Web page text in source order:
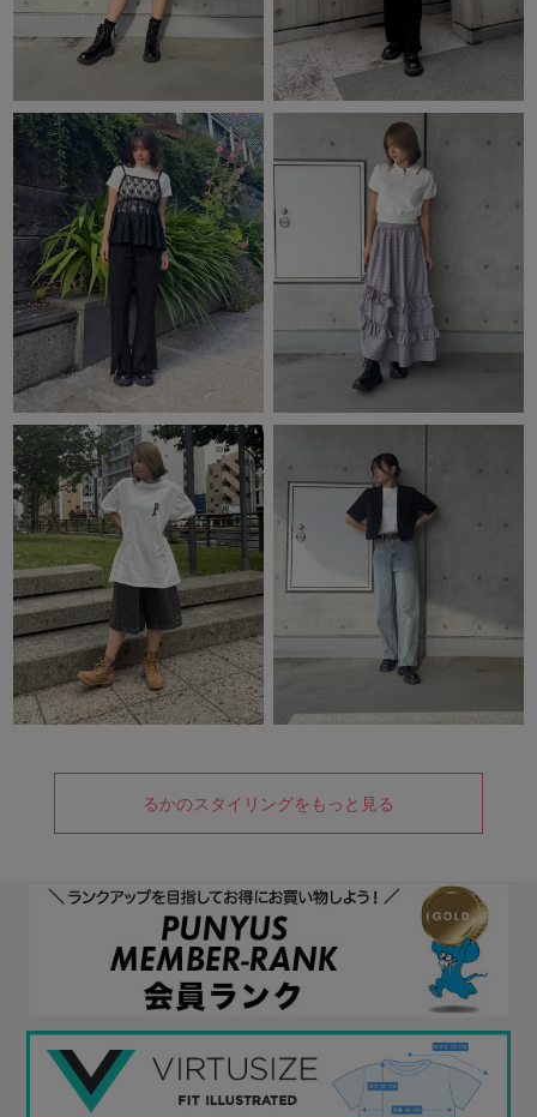
るかのスタイリングをもっと見る